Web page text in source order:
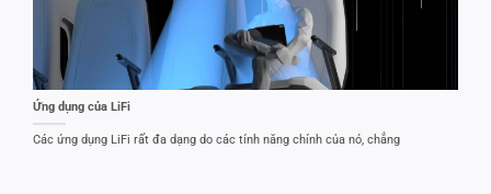
Ứng dụng của LiFi
Các ứng dụng LiFi rất đa dạng do các tính năng chính của nó, chẳng